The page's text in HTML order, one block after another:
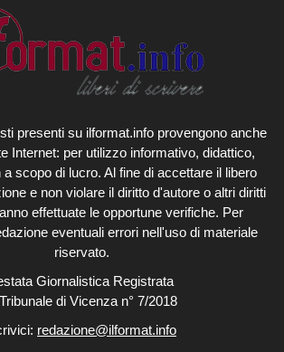
presenti su ilformat.info provengono anche
Internet: per utilizzo informativo, didattico,
scopo di lucro. Al fine di accettare il libero
e non violare il diritto d'autore o altri diritti
effettuate le opportune verifiche. Per
eventuali errori nell'uso di materiale
riservato.
Giornalistica Registrata
di Vicenza n° 7/2018
redazione@ilformat.info